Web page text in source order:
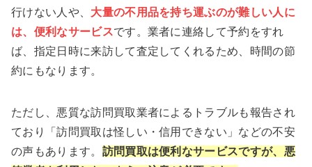
行けない人や、 大量の不用品を持ち運ぶのが難しい人に
は、便利なサービスです。業者に連絡して予約をすれ
ば、指定日時に来訪して査定してくれるため、時間の節
約にもなります。
ただし、悪質な訪問買取業者によるトラブルも報告され
ており「訪問買取は怪しい・信用できない」などの不安
の声もあります。 訪問買取は便利なサービスですが、悪